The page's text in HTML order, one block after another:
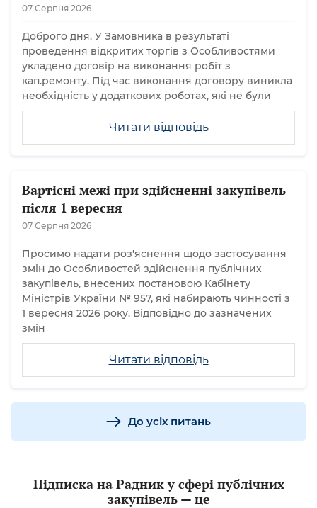
07 Серпня 2026
Читати відповідь
Доброго дня. У Замовника в результаті
проведення відкритих торгів з Особливостями
укладено договір на виконання робіт з
кап.ремонту. Під час виконання договору виникла
необхідність у додаткових роботах, які не були
Вартісні межі при здійсненні закупівель
після 1 вересня
07 Серпня 2026
Читати відповідь
Просимо надати роз'яснення щодо застосування
змін до Особливостей здійснення публічних
закупівель, внесених постановою Кабінету
Міністрів України № 957, які набирають чинності з
1 вересня 2026 року. Відповідно до зазначених
змін
До усіх питань
Підписка на Радник у сфері публічних
закупівель — це